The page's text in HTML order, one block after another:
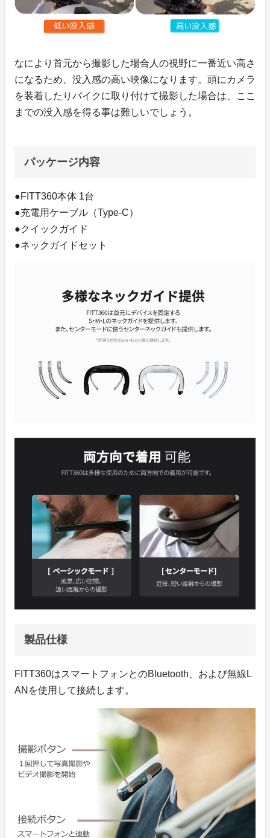
なにより首元から撮影した場合人の視野に一番近い高さ
になるため、没入感の高い映像になります。頭にカメラ
を装着したりバイクに取り付けて撮影した場合は、ここ
までの没入感を得る事は難しいでしょう。
パッケージ内容
●FITT360本体 1台
●充電用ケーブル（Type-C）
●クイックガイド
●ネックガイドセット
製品仕様
FITT360はスマートフォンとのBluetooth、および無線L
ANを使用して接続します。